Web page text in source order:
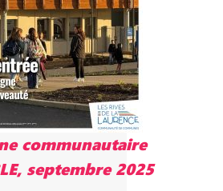
communautaire
septembre 2025